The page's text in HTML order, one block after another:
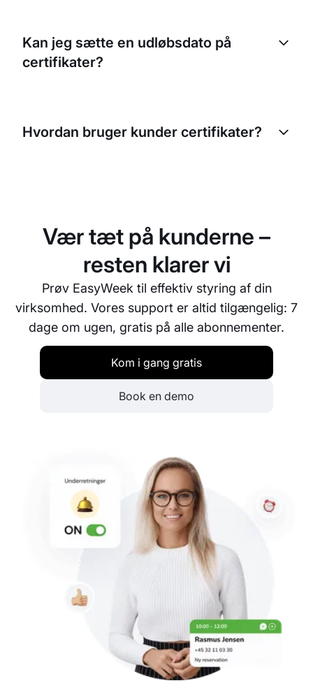
brugsstatistik. Der er også detaljerede rapporter.
Kan jeg sætte en udløbsdato på
certifikater?
udløbne certifikater og giver besked.
Hvordan bruger kunder certifikater?
rabatten eller trækker beløbet fra certifikatet.
Vær tæt på kunderne –
resten klarer vi
Prøv EasyWeek til effektiv styring af din
virksomhed. Vores support er altid tilgængelig: 7
dage om ugen, gratis på alle abonnementer.
Kom i gang gratis
Book en demo